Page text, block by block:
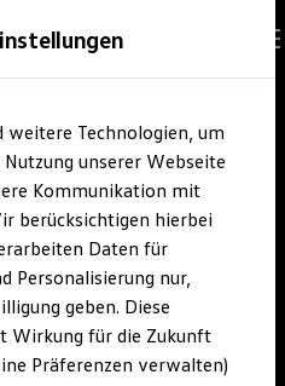
weitere Technologien, um
unserer Webseite
Kommunikation mit
berücksichtigen hierbei
Daten für
Personalisierung nur,
geben. Diese
Wirkung für die Zukunft
Präferenzen verwalten)